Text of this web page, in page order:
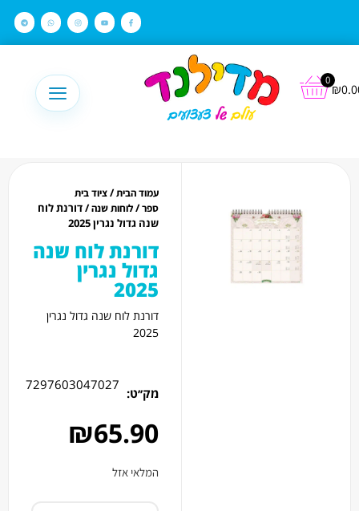
₪
0
עמוד הבית/ציוד בית
ספר/לוחות שנה/ דורנת לוח
שנה גדול נגרין 2025
דורנת לוח שנה
גדול נגרין
2025
דורנת לוח שנה גדול נגרין
2025
מק׳׳ט:
7297603047027
₪65.90
המלאי אזל